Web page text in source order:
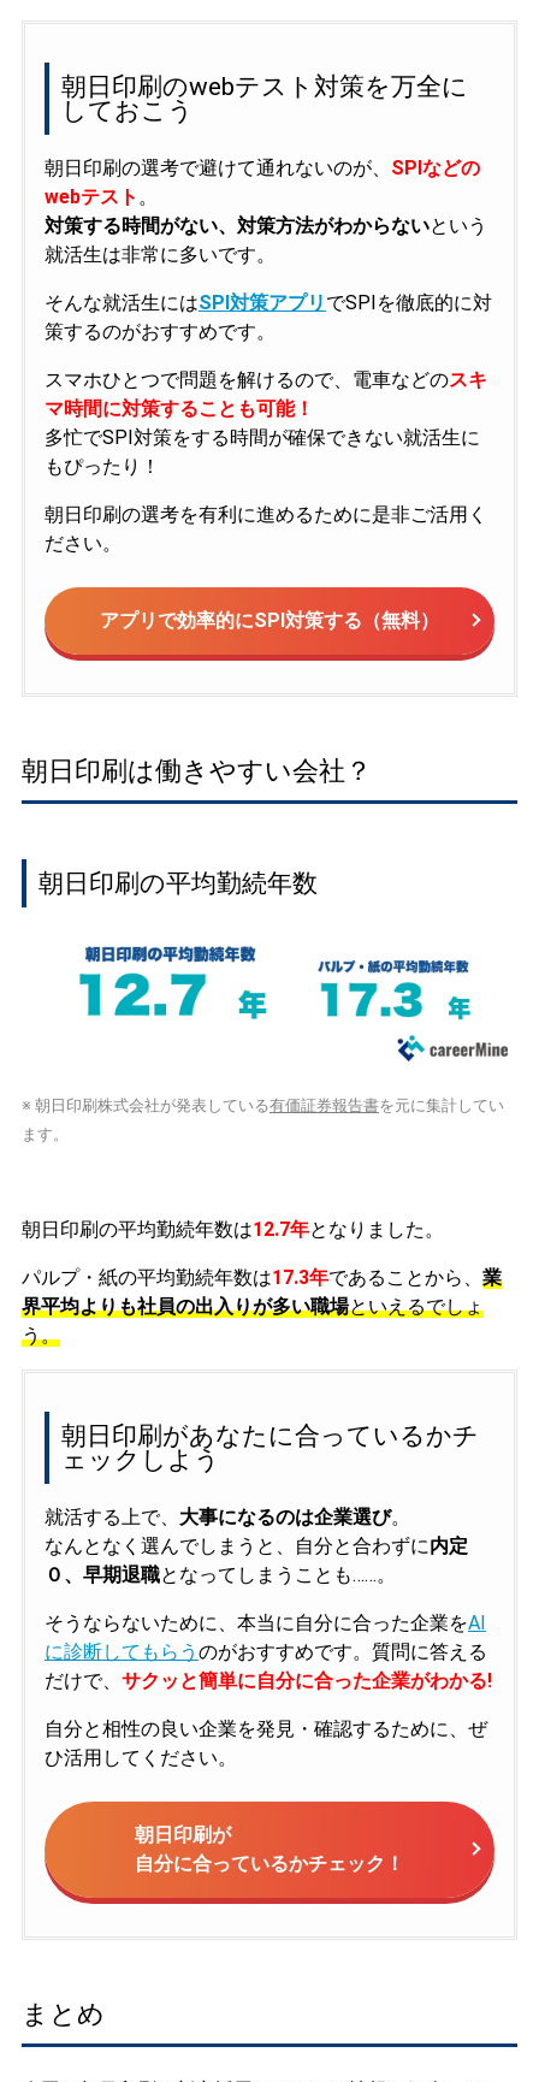
朝日印刷のwebテスト対策を万全に
しておこう
朝日印刷の選考で避けて通れないのが、 SPIなどの
webテスト 。
対策する時間がない、対策方法がわからないという
就活生は非常に多いです。
そんな就活生にはSPI対策アプリ でSPIを徹底的に対
策するのがおすすめです。
スマホひとつで問題を解けるので、電車などのスキ
マ時間に対策することも可能！
多忙でSPI対策をする時間が確保できない就活生に
もぴったり！
朝日印刷の選考を有利に進めるために是非ご活用く
ださい。
アプリで効率的にSPI対策する（無料）
朝日印刷は働きやすい会社？
朝日印刷の平均勤続年数
※ 朝日印刷株式会社が発表している有価証券報告書を元に集計してい
ます。
朝日印刷の平均勤続年数は12.7年となりました。
パルプ・紙の平均勤続年数は17.3年であることから、 業
界平均よりも社員の出入りが多い職場といえるでしょ
う。
朝日印刷があなたに合っているかチ
ェックしよう
就活する上で、 大事になるのは企業選び。
なんとなく選んでしまうと、自分と合わずに内定
０、早期退職となってしまうことも……。
そうならないために、本当に自分に合った企業をAI
に診断してもらう のがおすすめです。質問に答える
だけで、 サクッと簡単に自分に合った企業がわかる!
自分と相性の良い企業を発見・確認するために、ぜ
ひ活用してください。
朝日印刷が
自分に合っているかチェック！
まとめ